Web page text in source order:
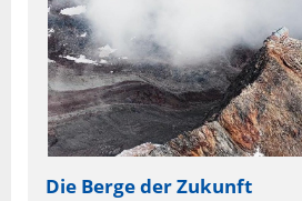
Die Berge der Zukunft